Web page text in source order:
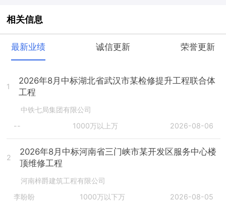
相关信息
最新业绩 诚信更新 荣誉更新
1
2026年8月中标湖北省武汉市某检修提升工程联合体
工程
中铁七局集团有限公司
--
1000万以上万 2026-08-06
2
2026年8月中标河南省三门峡市某开发区服务中心楼
顶维修工程
河南梓爵建筑工程有限公司
李盼盼
1000万以下万 2026-08-05